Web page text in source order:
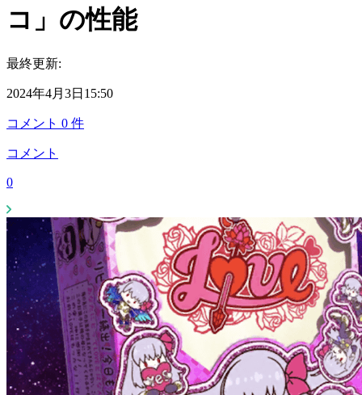
コ」の性能
最終更新:
2024年4月3日15:50
コメント 0 件
コメント
0